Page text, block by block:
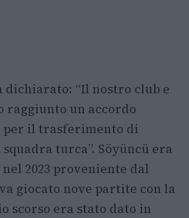
dichiarato: “Il nostro club e
raggiunto un accordo
per il trasferimento di
turca”. Söyüncü era
2023 proveniente dal
giocato nove partite con la
scorso era stato dato in